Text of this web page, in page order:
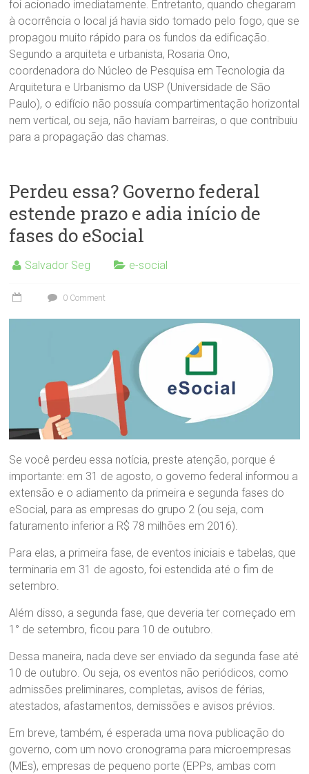
foi acionado imediatamente. Entretanto, quando chegaram
à ocorrência o local já havia sido tomado pelo fogo, que se
propagou muito rápido para os fundos da edificação.
Segundo a arquiteta e urbanista, Rosaria Ono,
coordenadora do Núcleo de Pesquisa em Tecnologia da
Arquitetura e Urbanismo da USP (Universidade de São
Paulo), o edifício não possuía compartimentação horizontal
nem vertical, ou seja, não haviam barreiras, o que contribuiu
para a propagação das chamas.
Perdeu essa? Governo federal
estende prazo e adia início de
fases do eSocial
Salvador Seg e-social
0 Comment
Se você perdeu essa notícia, preste atenção, porque é
importante: em 31 de agosto, o governo federal informou a
extensão e o adiamento da primeira e segunda fases do
eSocial, para as empresas do grupo 2 (ou seja, com
faturamento inferior a R$ 78 milhões em 2016).
Para elas, a primeira fase, de eventos iniciais e tabelas, que
terminaria em 31 de agosto, foi estendida até o fim de
setembro.
Além disso, a segunda fase, que deveria ter começado em
1° de setembro, ficou para 10 de outubro.
Dessa maneira, nada deve ser enviado da segunda fase até
10 de outubro. Ou seja, os eventos não periódicos, como
admissões preliminares, completas, avisos de férias,
atestados, afastamentos, demissões e avisos prévios.
Em breve, também, é esperada uma nova publicação do
governo, com um novo cronograma para microempresas
(MEs), empresas de pequeno porte (EPPs, ambas com